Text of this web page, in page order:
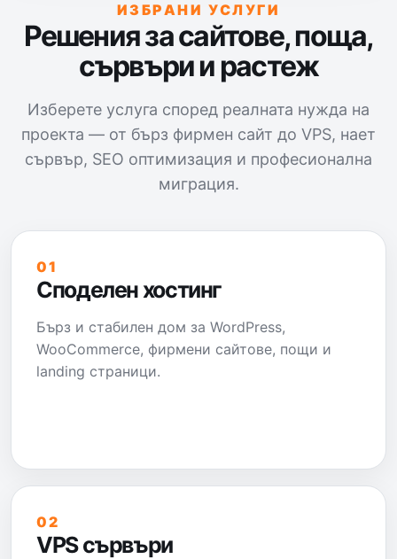
ИЗБРАНИ УСЛУГИ
Решения за сайтове, поща,
сървъри и растеж
Изберете услуга според реалната нужда на
проекта — от бърз фирмен сайт до VPS, нает
сървър, SEO оптимизация и професионална
миграция.
01
Споделен хостинг
Бърз и стабилен дом за WordPress,
WooCommerce, фирмени сайтове, пощи и
landing страници.
02
VPS сървъри